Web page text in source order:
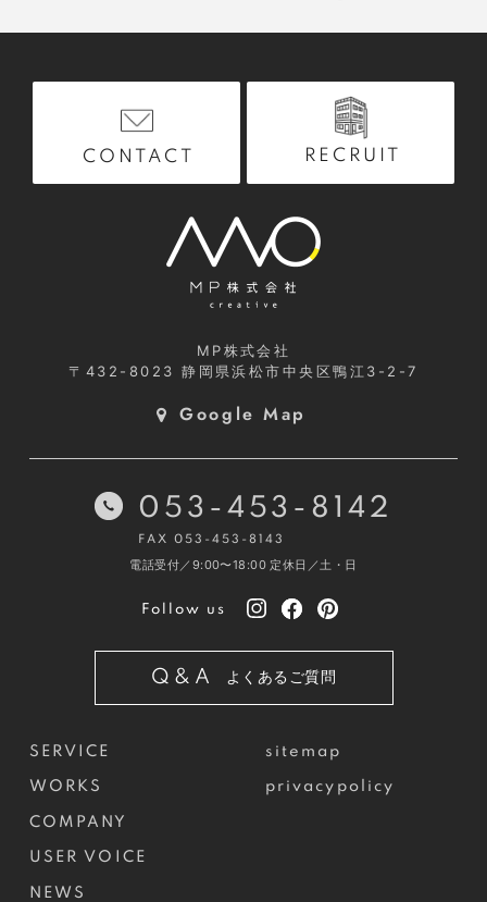
CONTACT RECRUIT
MP株式会社
〒432-8023静岡県浜松市中央区鴨江3-2-7
Google Map
SERVICE
WORKS
COMPANY
USER VOICE
NEWS
sitemap
privacypolicy
053-453-8142
FAX 053-453-8143
電話受付／9:00〜18:00 定休日／土・日
Follow us
Q&A よくあるご質問